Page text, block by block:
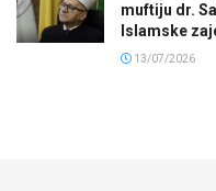
muftiju dr.
Islamske
13/07/2026